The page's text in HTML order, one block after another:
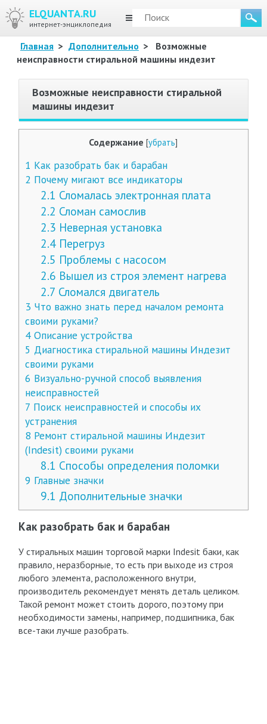
ELQUANTA.RU
интернет-энциклопедия
МЕНЮ
Главная > Дополнительно >
Возможные
неисправности стиральной машины индезит
Возможные неисправности стиральной
машины индезит
Содержание [убрать]
1 Как разобрать бак и барабан
2 Почему мигают все индикаторы
2.1 Сломалась электронная плата
2.2 Сломан самослив
2.3 Неверная установка
2.4 Перегруз
2.5 Проблемы с насосом
2.6 Вышел из строя элемент нагрева
2.7 Сломался двигатель
3 Что важно знать перед началом ремонта
своими руками?
4Описание устройства
5 Диагностика стиральной машины Индезит
своими руками
6 Визуально-ручной способ выявления
неисправностей
7 Поиск неисправностей и способы их
устранения
8 Ремонт стиральной машины Индезит
(Indesit) своими руками
8.1 Способы определения поломки
9 Главные значки
9.1 Дополнительные значки
Как разобрать бак и барабан
У стиральных машин торговой марки Indesit баки, как
правило, неразборные, то есть при выходе из строя
любого элемента, расположенного внутри,
производитель рекомендует менять деталь целиком.
Такой ремонт может стоить дорого, поэтому при
необходимости замены, например, подшипника, бак
все-таки лучше разобрать.